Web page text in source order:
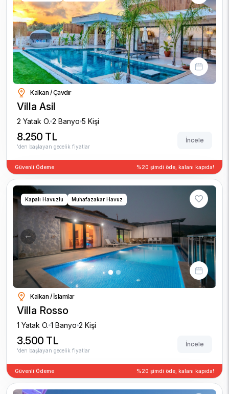
Kalkan / Çavdır
Villa Asil
2 Yatak O. 2 Banyo 5 Kişi
8.250 TL
'den başlayan gecelik fiyatlar
İncele
Güvenli Ödeme %20 şimdi öde, kalanı kapıda!
Previous Next
Kapalı Havuzlu Muhafazakar Havuz
Kalkan / İslamlar
Villa Rosso
1 Yatak O. 1 Banyo 2 Kişi
3.500 TL
'den başlayan gecelik fiyatlar
İncele
Güvenli Ödeme %20 şimdi öde, kalanı kapıda!